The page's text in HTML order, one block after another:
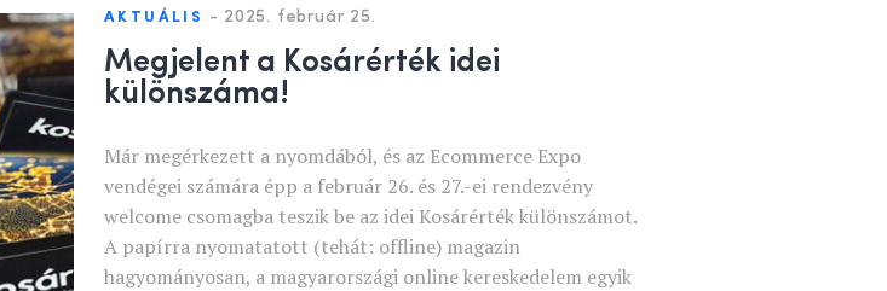
AKTUÁLIS - 2025. február 25.
Megjelent a Kosárérték idei
különszáma!
Már megérkezett a nyomdából, és az Ecommerce Expo
vendégei számára épp a február 26. és 27.-ei rendezvény
welcome csomagba teszik be az idei Kosárérték különszámot.
A papírra nyomatatott (tehát: offline) magazin
hagyományosan, a magyarországi online kereskedelem egyik